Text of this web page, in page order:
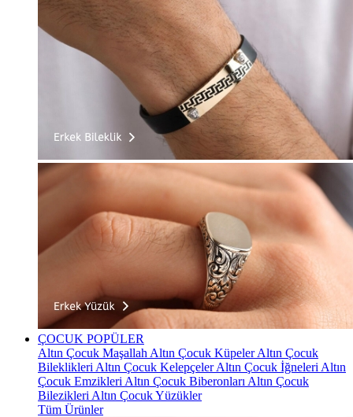
ÇOCUK POPÜLER
Altın Çocuk Maşallah Altın Çocuk KüpelerAltın Çocuk
Bileklikleri Altın Çocuk KelepçelerAltın Çocuk İğneleri Altın
Çocuk Emzikleri Altın Çocuk Biberonları Altın Çocuk
Bilezikleri Altın Çocuk Yüzükler
Tüm Ürünler